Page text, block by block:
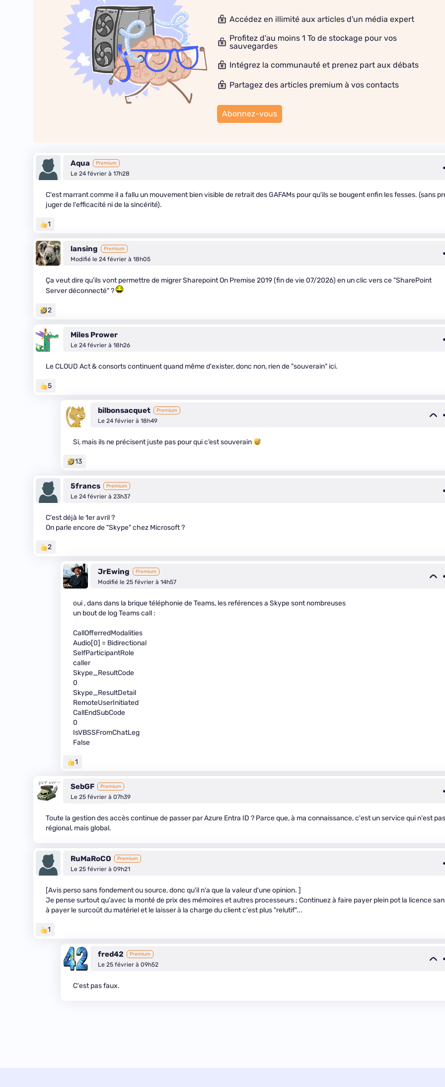
Accédez en illimité aux articles d'un média expert
Profitez d'au moins 1 To de stockage pour vos
sauvegardes
Intégrez la communauté et prenez part aux débats
Partagez des articles premium à vos contacts
Abonnez-vous
Aqua Premium
Le 24 février à 17h28
C'est marrant comme il a fallu un mouvement bien visible de retrait des GAFAMs pour qu'ils se bougent enfin les fesses. (sans
juger de l'efficacité ni de la sincérité).
1
lansing Premium
Modifié le 24 février à 18h05
Ça veut dire qu'ils vont permettre de migrer Sharepoint On Premise 2019 (fin de vie 07/2026) en un clic vers ce "SharePoint
Server déconnecté" ?
2
Miles Prower
Le 24 février à 18h26
Le CLOUD Act & consorts continuent quand même d'exister, donc non, rien de "souverain" ici.
5
bilbonsacquet Premium
Le 24 février à 18h49
Si, mais ils ne précisent juste pas pour qui c’est souverain
13
5francs Premium
Le 24 février à 23h37
C'est déjà le 1er avril ?
On parle encore de "Skype" chez Microsoft ?
2
JrEwing Premium
Modifié le 25 février à 14h57
oui , dans dans la brique téléphonie de Teams, les reférences a Skype sont nombreuses
un bout de log Teams call :
CallOfferredModalities
Audio[0] = Bidirectional
SelfParticipantRole
caller
Skype_ResultCode
0
Skype_ResultDetail
RemoteUserInitiated
CallEndSubCode
0
IsVBSSFromChatLeg
False
1
SebGF Premium
Le 25 février à 07h39
Toute la gestion des accès continue de passer par Azure Entra ID ? Parce que, à ma connaissance, c'est un service qui n'est pas
régional, mais global.
RuMaRoCO Premium
Le 25 février à 09h21
[Avis perso sans fondement ou source, donc qu'il n'a que la valeur d'une opinion. ]
Je pense surtout qu'avec la monté de prix des mémoires et autres processeurs ; Continuez à faire payer plein pot la licence
à payer le surcoût du matériel et le laisser à la charge du client c'est plus "relutif"...
1
fred42 Premium
Le 25 février à 09h52
C'est pas faux.